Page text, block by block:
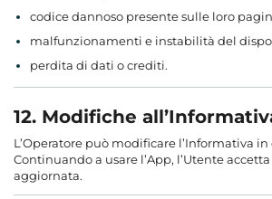
codice dannoso presente sulle loro
malfunzionamenti e instabilità del
perdita di dati o crediti.
12. Modifiche
L’Operatore può modificare l’Informativa
Continuando a usare l’App, l’Utente
aggiornata.